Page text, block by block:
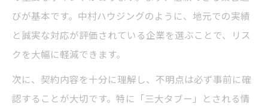
びが基本です。中村ハウジングのように、地元での実績
と誠実な対応が評価されている企業を選ぶことで、リス
クを大幅に軽減できます。
次に、契約内容を十分に理解し、不明点は必ず事前に確
認することが大切です。特に「三大タブー」とされる情